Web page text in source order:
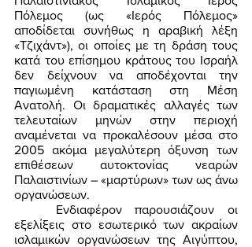
Πόλεμος (ως «Ιερός Πόλεμος»
αποδίδεται συνήθως η αραβική λέξη
«Τζιχάντ»), οι οποίες με τη δράση τους
κατά του επίσημου κράτους του Ισραήλ
δεν δείχνουν να αποδέχονται την
παγιωμένη κατάσταση στη Μέση
Ανατολή. Οι δραματικές αλλαγές των
τελευταίων μηνών στην περιοχή
αναμένεται να προκαλέσουν μέσα στο
2005 ακόμα μεγαλύτερη όξυνση των
επιθέσεων αυτοκτονίας νεαρών
Παλαιστινίων – «μαρτύρων» των ως άνω
οργανώσεων.
εξελίξεις στο εσωτερικό των ακραίων
ισλαμικών οργανώσεων της Αιγύπτου,